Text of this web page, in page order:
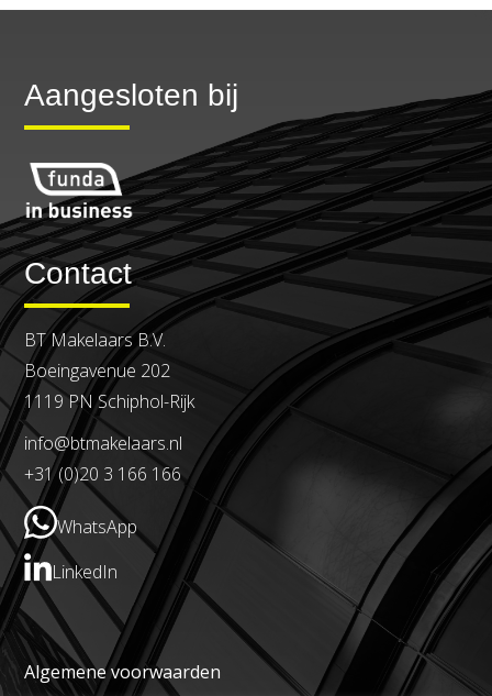
Aangesloten bij
Contact
BT Makelaars B.V.
Boeingavenue 202
1119 PN Schiphol-Rijk
info@btmakelaars.nl
+31 (0)20 3 166 166
WhatsApp
LinkedIn
Algemene voorwaarden